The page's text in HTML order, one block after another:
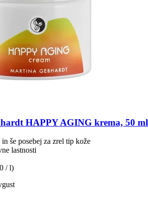
HAPPY AGING krema, 50 ml
in še posebej za zrel tip kože
lastnosti
/ l)